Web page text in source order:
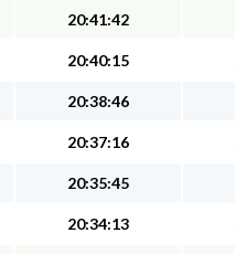
20:41:42
20:40:15
20:38:46
20:37:16
20:35:45
20:34:13